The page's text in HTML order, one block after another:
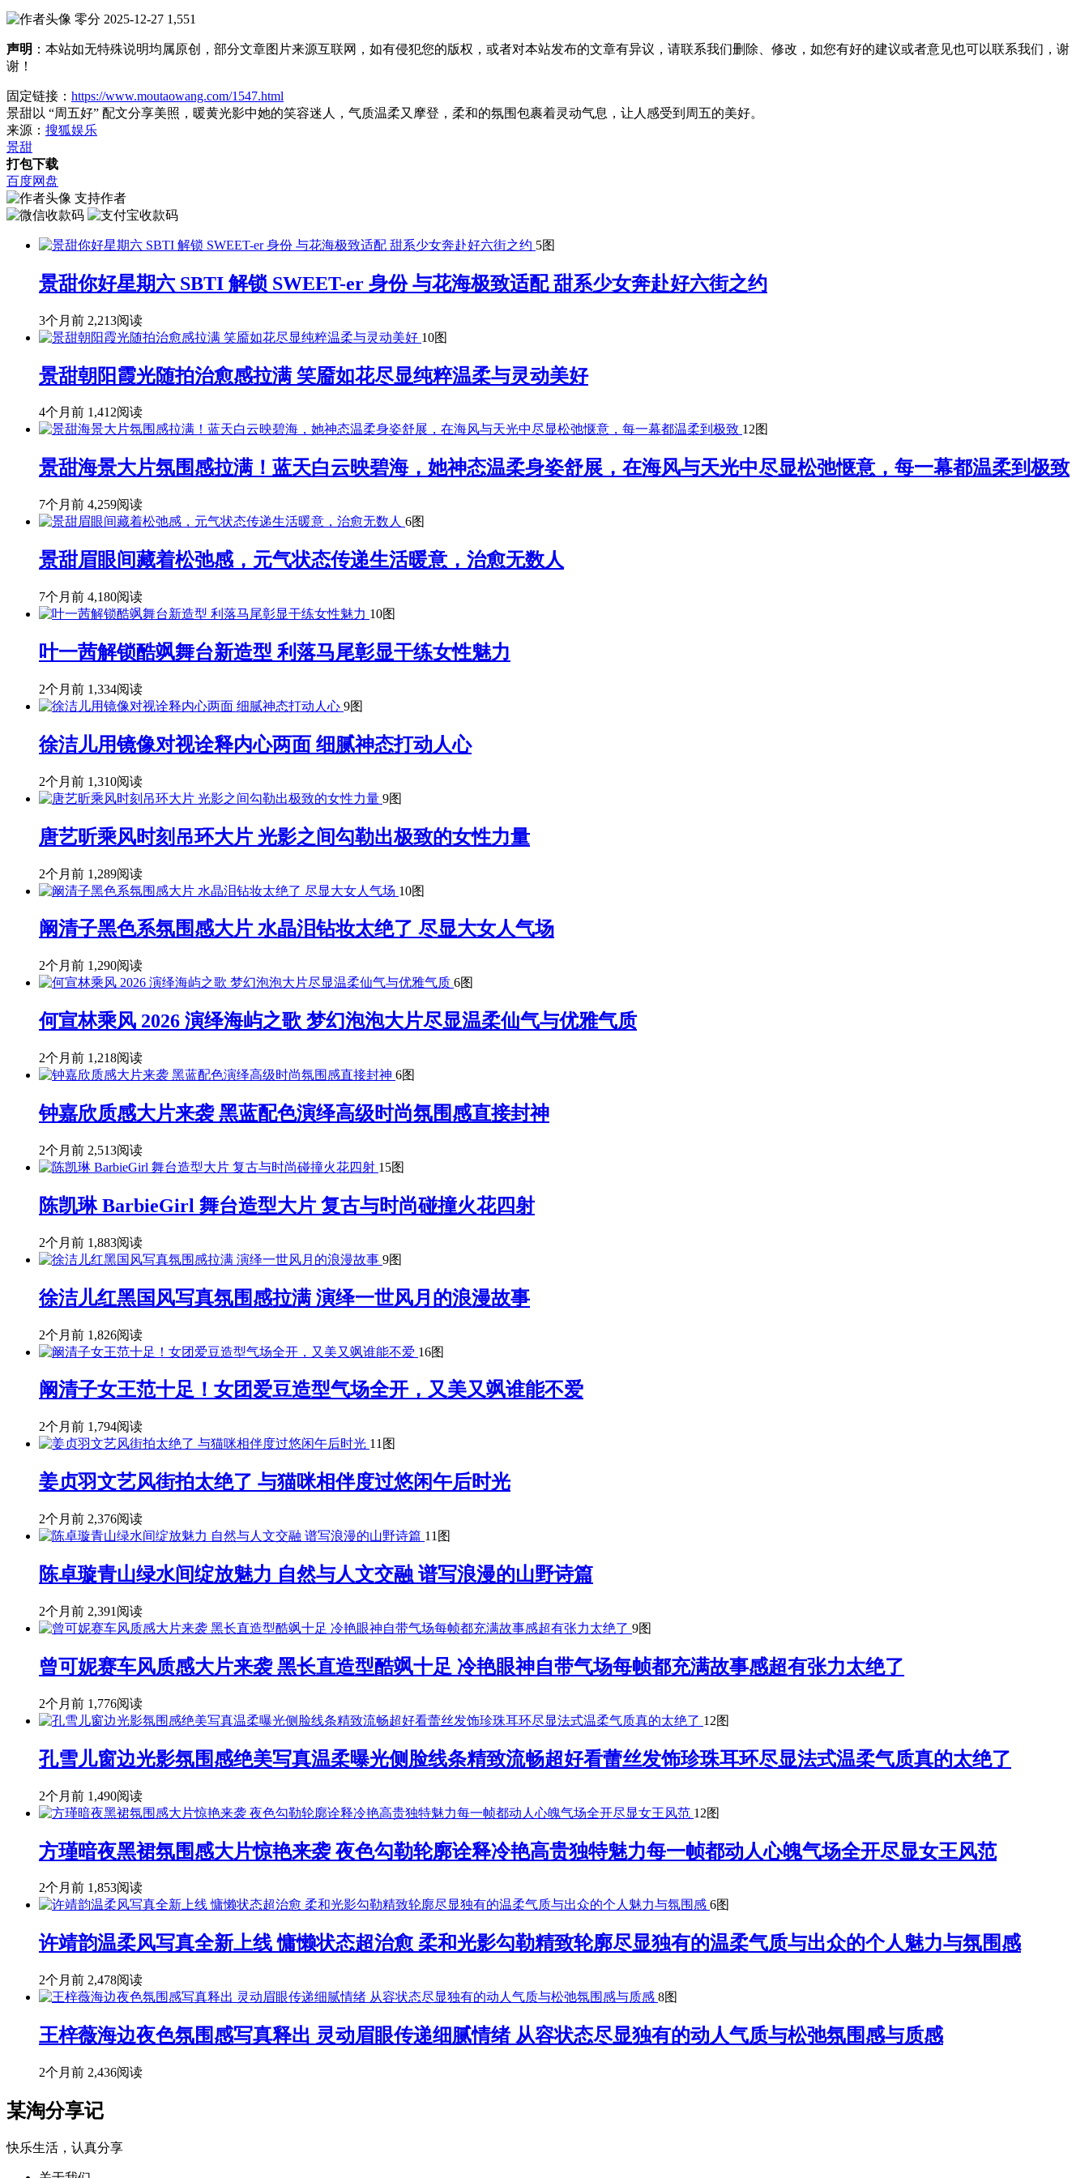
零分 2025-12-27 1,551
声明 ：本站如无特殊说明均属原创，部分文章图片来源互联网，如有侵犯您的版权，或者对本站发布的文章有异议，请联系我们删除、修改，如您有好的建议或者意见也可以联系我们，谢
谢！
固定链接： https://www.moutaowang.com/1547.html
景甜以 “周五好” 配文分享美照，暖黄光影中她的笑容迷人，气质温柔又摩登，柔和的氛围包裹着灵动气息，让人感受到周五的美好。
来源： 搜狐娱乐
景甜
打包下载
百度网盘
支持作者
5图
景甜你好星期六 SBTI 解锁 SWEET-er 身份 与花海极致适配 甜系少女奔赴好六街之约
3个月前 2,213阅读
10图
景甜朝阳霞光随拍治愈感拉满 笑靥如花尽显纯粹温柔与灵动美好
4个月前 1,412阅读
12图
景甜海景大片氛围感拉满！蓝天白云映碧海，她神态温柔身姿舒展，在海风与天光中尽显松弛惬意，每一幕都温柔到极致
7个月前 4,259阅读
6图
景甜眉眼间藏着松弛感，元气状态传递生活暖意，治愈无数人
7个月前 4,180阅读
10图
叶一茜解锁酷飒舞台新造型 利落马尾彰显干练女性魅力
2个月前 1,334阅读
9图
徐洁儿用镜像对视诠释内心两面 细腻神态打动人心
2个月前 1,310阅读
9图
唐艺昕乘风时刻吊环大片 光影之间勾勒出极致的女性力量
2个月前 1,289阅读
10图
阚清子黑色系氛围感大片 水晶泪钻妆太绝了 尽显大女人气场
2个月前 1,290阅读
6图
何宣林乘风 2026 演绎海屿之歌 梦幻泡泡大片尽显温柔仙气与优雅气质
2个月前 1,218阅读
6图
钟嘉欣质感大片来袭 黑蓝配色演绎高级时尚氛围感直接封神
2个月前 2,513阅读
15图
陈凯琳 BarbieGirl 舞台造型大片 复古与时尚碰撞火花四射
2个月前 1,883阅读
9图
徐洁儿红黑国风写真氛围感拉满 演绎一世风月的浪漫故事
2个月前 1,826阅读
16图
阚清子女王范十足！女团爱豆造型气场全开，又美又飒谁能不爱
2个月前 1,794阅读
11图
姜贞羽文艺风街拍太绝了 与猫咪相伴度过悠闲午后时光
2个月前 2,376阅读
11图
陈卓璇青山绿水间绽放魅力 自然与人文交融 谱写浪漫的山野诗篇
2个月前 2,391阅读
9图
曾可妮赛车风质感大片来袭 黑长直造型酷飒十足 冷艳眼神自带气场每帧都充满故事感超有张力太绝了
2个月前 1,776阅读
12图
孔雪儿窗边光影氛围感绝美写真温柔曝光侧脸线条精致流畅超好看蕾丝发饰珍珠耳环尽显法式温柔气质真的太绝了
2个月前 1,490阅读
12图
方瑾暗夜黑裙氛围感大片惊艳来袭 夜色勾勒轮廓诠释冷艳高贵独特魅力每一帧都动人心魄气场全开尽显女王风范
2个月前 1,853阅读
6图
许靖韵温柔风写真全新上线 慵懒状态超治愈 柔和光影勾勒精致轮廓尽显独有的温柔气质与出众的个人魅力与氛围感
2个月前 2,478阅读
8图
王梓薇海边夜色氛围感写真释出 灵动眉眼传递细腻情绪 从容状态尽显独有的动人气质与松弛氛围感与质感
2个月前 2,436阅读
某淘分享记
快乐生活，认真分享